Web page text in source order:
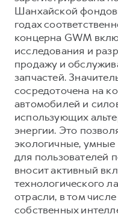
Шанхайской
годах
концерна GWM
исследования и
продажу и
запчастей.
сосредоточена на
автомобилей и
использующих
энергии. Это
экологичные,
для пользователей
вносит активный
технологического
отрасли, в том
собственных